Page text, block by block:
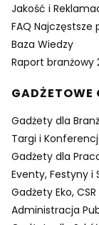
Jakość i
FAQ Najczęstsze
Baza Wiedzy
Raport branżowy
GADŻETOWE
Gadżety dla Branż
Targi i
Gadżety dla
Eventy, Festyny i
Gadżety Eko, CSR
Administracja